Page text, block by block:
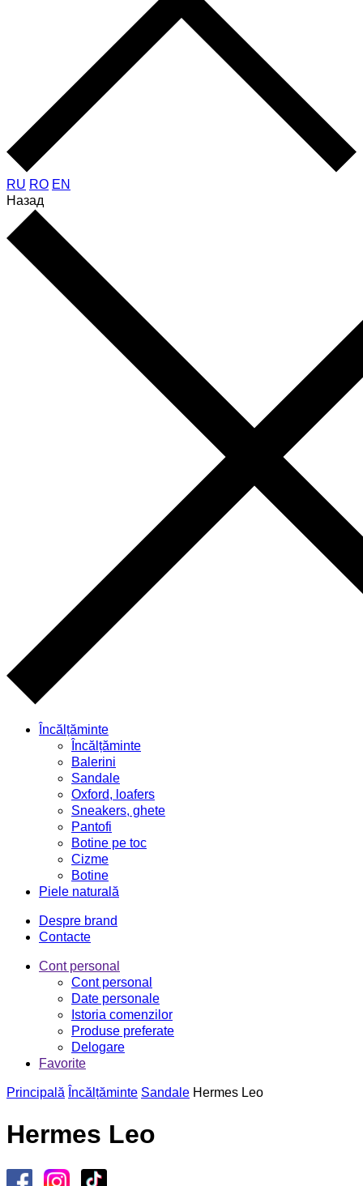
RU RO EN
Назад
Încălțăminte
Încălțăminte
Balerini
Sandale
Oxford, loafers
Sneakers, ghete
Pantofi
Botine pe toc
Cizme
Botine
Piele naturală
Despre brand
Contacte
Cont personal
Cont personal
Date personale
Istoria comenzilor
Produse preferate
Delogare
Favorite
Principală Încălțăminte Sandale Hermes Leo
Hermes Leo